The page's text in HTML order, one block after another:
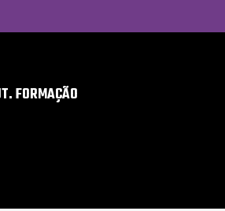
FORMAÇÃO